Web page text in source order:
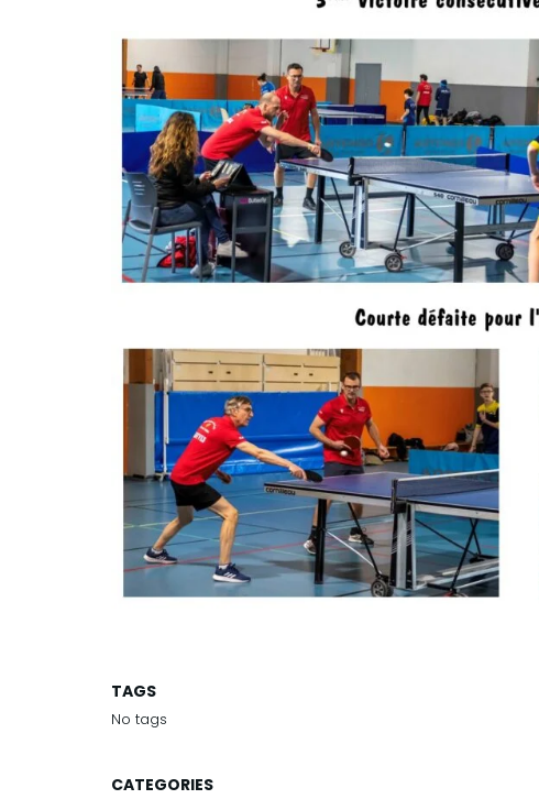
TAGS
No tags
CATEGORIES